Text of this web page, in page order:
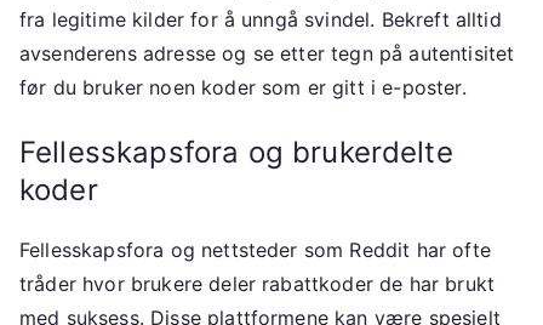
fra legitime kilder for å unngå svindel. Bekreft alltid
avsenderens adresse og se etter tegn på autentisitet
før du bruker noen koder som er gitt i e-poster.
Fellesskapsfora og brukerdelte
koder
Fellesskapsfora og nettsteder som Reddit har ofte
tråder hvor brukere deler rabattkoder de har brukt
med suksess. Disse plattformene kan være spesielt